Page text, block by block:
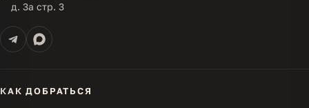
д. 3а стр. 3
КАК ДОБРАТЬСЯ